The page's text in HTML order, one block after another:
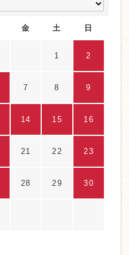
金 土 日
1 2
7 8 9
14 15 16
21 22 23
28 29 30